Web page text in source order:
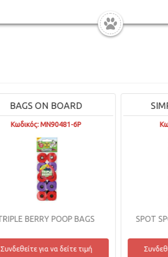
τιμή
SIMPLE SOLUTION
SPOT SPOTTER FLASH
Συνδεθείτε για να δείτε τιμή